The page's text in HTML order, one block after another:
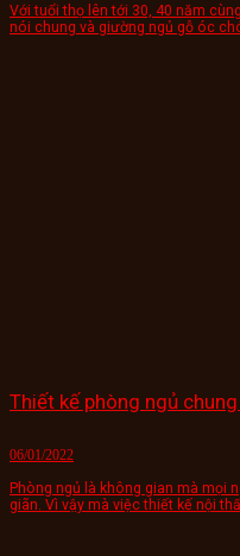
Với tuổi thọ lên tới 30, 40 năm
nói chung và giường ngủ gỗ óc
Thiết kế phòng ngủ
06/01/2022
Phòng ngủ là không gian mà mọi
giãn. Vì vậy mà việc thiết kế nội